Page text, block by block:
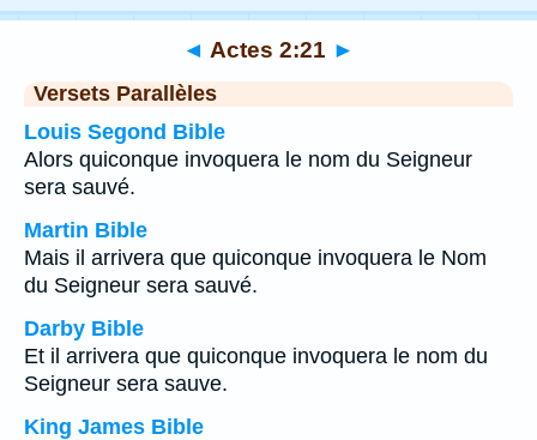
◄ Actes 2:21 ►
Versets Parallèles
Louis Segond Bible
Alors quiconque invoquera le nom du Seigneur
sera sauvé.
Martin Bible
Mais il arrivera que quiconque invoquera le Nom
du Seigneur sera sauvé.
Darby Bible
Et il arrivera que quiconque invoquera le nom du
Seigneur sera sauve.
King James Bible